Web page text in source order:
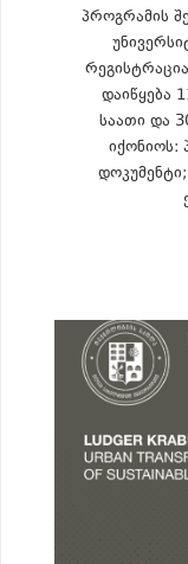
პროგრამის
დაიწყება
საათი და
იქონიოს: